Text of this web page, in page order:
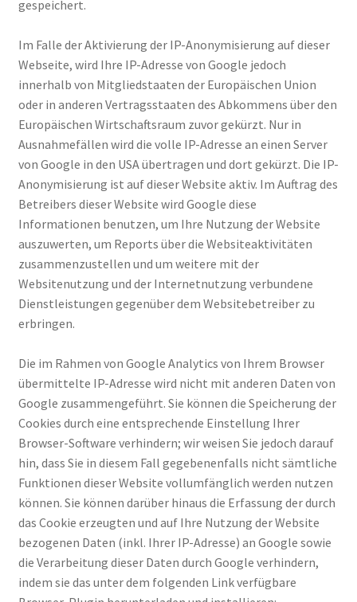
gespeichert.
Im Falle der Aktivierung der IP-Anonymisierung auf dieser
Webseite, wird Ihre IP-Adresse von Google jedoch
innerhalb von Mitgliedstaaten der Europäischen Union
oder in anderen Vertragsstaaten des Abkommens über den
Europäischen Wirtschaftsraum zuvor gekürzt. Nur in
Ausnahmefällen wird die volle IP-Adresse an einen Server
von Google in den USA übertragen und dort gekürzt. Die IP-
Anonymisierung ist auf dieser Website aktiv. Im Auftrag des
Betreibers dieser Website wird Google diese
Informationen benutzen, um Ihre Nutzung der Website
auszuwerten, um Reports über die Websiteaktivitäten
zusammenzustellen und um weitere mit der
Websitenutzung und der Internetnutzung verbundene
Dienstleistungen gegenüber dem Websitebetreiber zu
erbringen.
Die im Rahmen von Google Analytics von Ihrem Browser
übermittelte IP-Adresse wird nicht mit anderen Daten von
Google zusammengeführt. Sie können die Speicherung der
Cookies durch eine entsprechende Einstellung Ihrer
Browser-Software verhindern; wir weisen Sie jedoch darauf
hin, dass Sie in diesem Fall gegebenenfalls nicht sämtliche
Funktionen dieser Website vollumfänglich werden nutzen
können. Sie können darüber hinaus die Erfassung der durch
das Cookie erzeugten und auf Ihre Nutzung der Website
bezogenen Daten (inkl. Ihrer IP-Adresse) an Google sowie
die Verarbeitung dieser Daten durch Google verhindern,
indem sie das unter dem folgenden Link verfügbare